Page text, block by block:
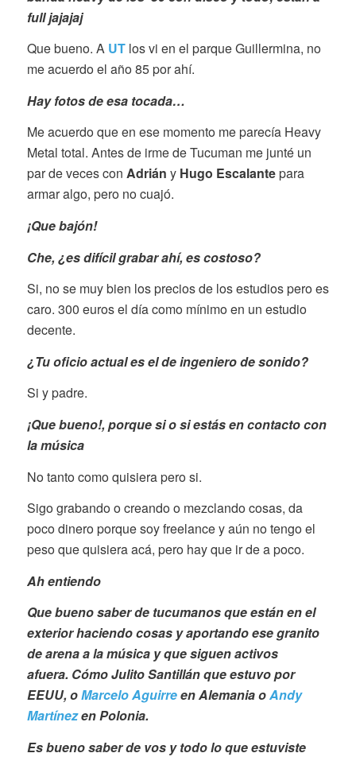
full jajajaj
Que bueno. A UTlos vi en el parque Guillermina, no
me acuerdo el año 85 por ahí.
Hay fotos de esa tocada…
Me acuerdo que en ese momento me parecía Heavy
Metal total. Antes de irme de Tucuman me junté un
par de veces con Adrián y Hugo Escalantepara
armar algo, pero no cuajó.
¡Que bajón!
Che, ¿es difícil grabar ahí, es costoso?
Si, no se muy bien los precios de los estudios pero es
caro. 300 euros el día como mínimo en un estudio
decente.
¿Tu oficio actual es el de ingeniero de sonido?
Si y padre.
¡Que bueno!, porque si o si estás en contacto con
la música
No tanto como quisiera pero si.
Sigo grabando o creando o mezclando cosas, da
poco dinero porque soy freelance y aún no tengo el
peso que quisiera acá, pero hay que ir de a poco.
Ah entiendo
Que bueno saber de tucumanos que están en el
exterior haciendo cosas y aportando ese granito
de arena a la música y que siguen activos
afuera. Cómo Julito Santillán que estuvo por
EEUU, oMarcelo Aguirreen Alemania oAndy
Martínezen Polonia.
Es bueno saber de vos y todo lo que estuviste